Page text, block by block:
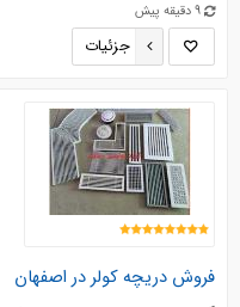
9 دقیقه پیش
جزئیات
فروش دریچه کولر در اصفهان